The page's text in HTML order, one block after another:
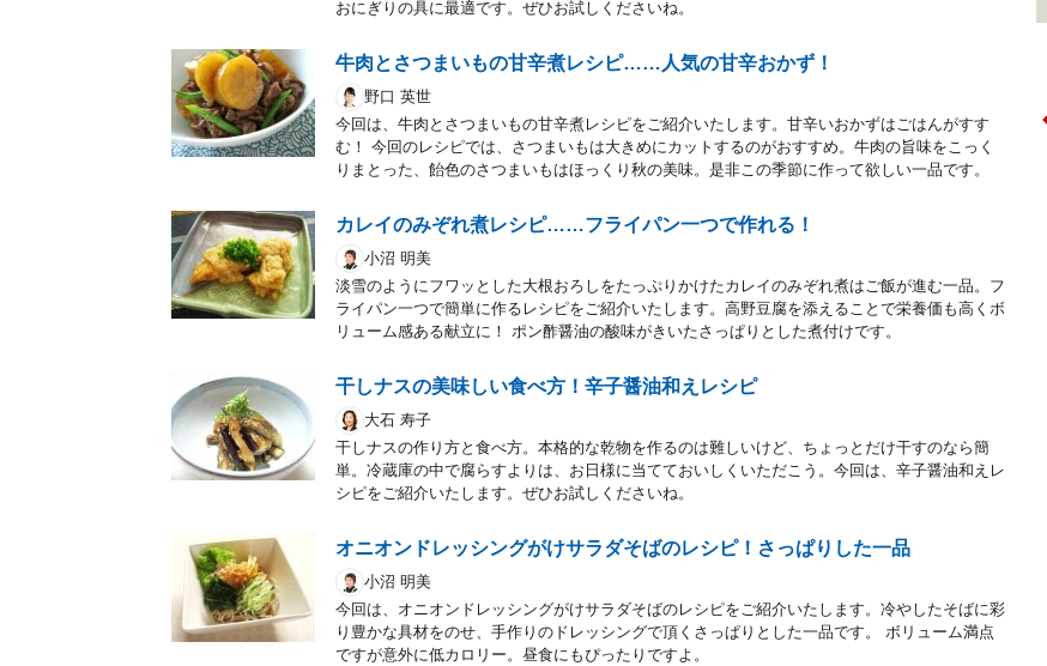
おにぎりの具に最適です。ぜひお試しくださいね。
牛肉とさつまいもの甘辛煮レシピ……人気の甘辛おかず！
野口 英世
今回は、牛肉とさつまいもの甘辛煮レシピをご紹介いたします。甘辛いおかずはごはんがすす
む！ 今回のレシピでは、さつまいもは大きめにカットするのがおすすめ。牛肉の旨味をこっく
りまとった、飴色のさつまいもはほっくり秋の美味。是非この季節に作って欲しい一品です。
カレイのみぞれ煮レシピ……フライパン一つで作れる！
小沼 明美
淡雪のようにフワッとした大根おろしをたっぷりかけたカレイのみぞれ煮はご飯が進む一品。フ
ライパン一つで簡単に作るレシピをご紹介いたします。高野豆腐を添えることで栄養価も高くボ
リューム感ある献立に！ ポン酢醤油の酸味がきいたさっぱりとした煮付けです。
干しナスの美味しい食べ方！辛子醤油和えレシピ
大石 寿子
干しナスの作り方と食べ方。本格的な乾物を作るのは難しいけど、ちょっとだけ干すのなら簡
単。冷蔵庫の中で腐らすよりは、お日様に当てておいしくいただこう。今回は、辛子醤油和えレ
シピをご紹介いたします。ぜひお試しくださいね。
オニオンドレッシングがけサラダそばのレシピ！さっぱりした一品
小沼 明美
今回は、オニオンドレッシングがけサラダそばのレシピをご紹介いたします。冷やしたそばに彩
り豊かな具材をのせ、手作りのドレッシングで頂くさっぱりとした一品です。 ボリューム満点
ですが意外に低カロリー。昼食にもぴったりですよ。